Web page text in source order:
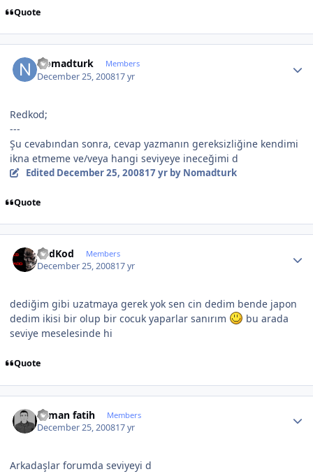
Quote
Nomadturk Members
December 25, 200817 yr
Redkod;
---
Şu cevabından sonra, cevap yazmanın gereksizliğine kendimi
ikna etmeme ve/veya hangi seviyeye ineceğimi d
Edited December 25, 200817 yrby Nomadturk
Quote
RedKod Members
December 25, 200817 yr
dediğim gibi uzatmaya gerek yok sen cin dedim bende japon
dedim ikisi bir olup bir cocuk yaparlar sanırım
bu arada
seviye meselesinde hi
Quote
osman fatih Members
December 25, 200817 yr
Arkadaşlar forumda seviyeyi d